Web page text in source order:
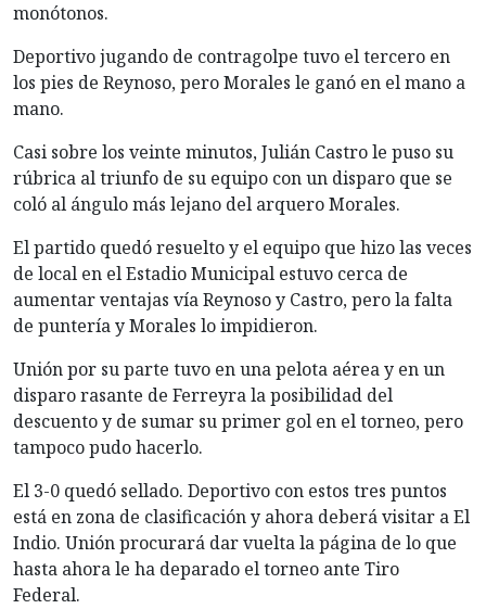
monótonos.
Deportivo jugando de contragolpe tuvo el tercero en
los pies de Reynoso, pero Morales le ganó en el mano a
mano.
Casi sobre los veinte minutos, Julián Castro le puso su
rúbrica al triunfo de su equipo con un disparo que se
coló al ángulo más lejano del arquero Morales.
El partido quedó resuelto y el equipo que hizo las veces
de local en el Estadio Municipal estuvo cerca de
aumentar ventajas vía Reynoso y Castro, pero la falta
de puntería y Morales lo impidieron.
Unión por su parte tuvo en una pelota aérea y en un
disparo rasante de Ferreyra la posibilidad del
descuento y de sumar su primer gol en el torneo, pero
tampoco pudo hacerlo.
El 3-0 quedó sellado. Deportivo con estos tres puntos
está en zona de clasificación y ahora deberá visitar a El
Indio. Unión procurará dar vuelta la página de lo que
hasta ahora le ha deparado el torneo ante Tiro
Federal.